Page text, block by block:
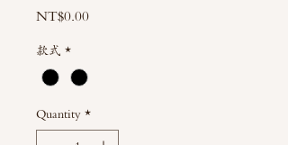
NT$0.00Price
款式 *
Quantity *